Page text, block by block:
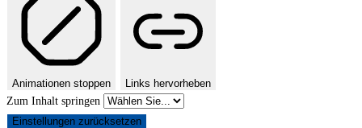
Animationen stoppen
Links hervorheben
Zum Inhalt springen
Einstellungen zurücksetzen